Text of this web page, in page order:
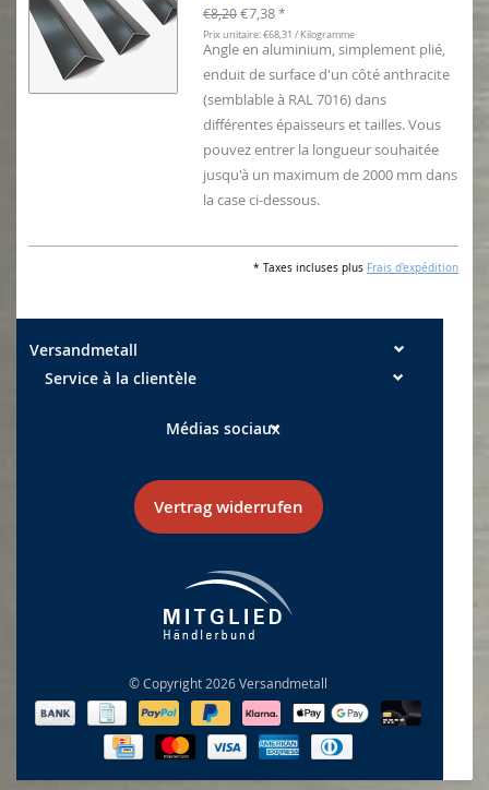
€8,20 €7,38 *
Prix unitaire: €68,31 / Kilogramme
Angle en aluminium, simplement plié,
enduit de surface d'un côté anthracite
(semblable à RAL 7016) dans
différentes épaisseurs et tailles. Vous
pouvez entrer la longueur souhaitée
jusqu'à un maximum de 2000 mm dans
la case ci-dessous.
* Taxes incluses plus Frais d'expédition
Versandmetall
Service à la clientèle
Médias sociaux
Vertrag widerrufen
© Copyright 2026 Versandmetall